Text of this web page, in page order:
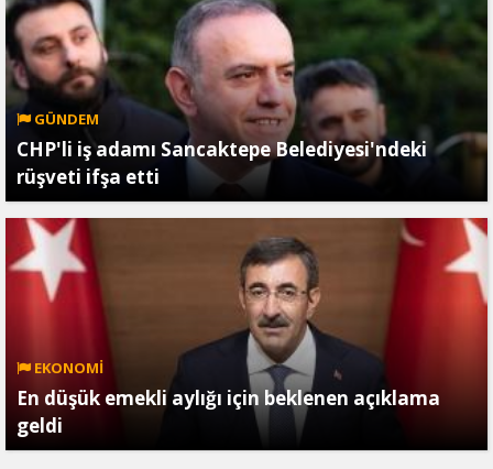
GÜNDEM
CHP'li iş adamı Sancaktepe Belediyesi'ndeki
rüşveti ifşa etti
EKONOMİ
En düşük emekli aylığı için beklenen açıklama
geldi